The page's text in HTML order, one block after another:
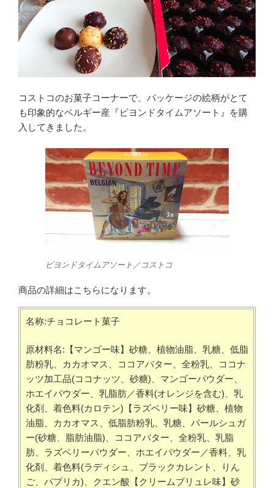
コストコのお菓子コーナーで、パッケージの絵柄がとて
も印象的なベルギー産『ビヨンドタイムアソート』を購
入してきました。
ビヨンドタイムアソート／コストコ
商品の詳細はこちらになります。
名称:チョコレート菓子
原材料名:【マンゴー味】砂糖、植物油脂、乳糖、低脂
肪粉乳、カカオマス、ココアバター、全粉乳、ココナ
ッツ加工品(ココナッツ、砂糖)、マンゴーパウダー、
ホエイパウダー、乳脂肪／香料(オレンジを含む)、乳
化剤、着色料(カロテン)【ラズベリー味】砂糖、植物
油脂、カカオマス、低脂肪粉乳、乳糖、パールシュガ
ー(砂糖、脂肪油脂)、ココアバター、全粉乳、乳脂
肪、ラズベリーパウダー、ホエイパウダー／香料、乳
化剤、着色料(ラディシュ、ブラックカレント、りん
ご、パプリカ)、クエン酸【クリームブリュレ味】砂